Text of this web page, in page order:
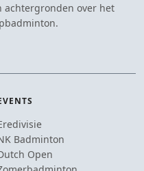
achtergronden over het
Badminton
Open